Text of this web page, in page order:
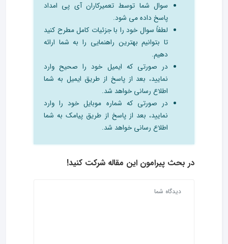
سوال شما توسط تعمیرکاران آی پی امداد
پاسخ داده می شود.
لطفاً سوال خود را با جزئیات کامل مطرح کنید
تا بتوانیم بهترین راهنمایی را به شما ارائه
دهیم.
در صورتی که ایمیل خود را صحیح وارد
نمایید، بعد از پاسخ از طریق ایمیل به شما
اطلاع رسانی خواهد شد.
در صورتی که شماره موبایل خود را وارد
نمایید، بعد از پاسخ از طریق پیامک به شما
اطلاع رسانی خواهد شد.
در بحث‌ پیرامون این مقاله شرکت کنید!